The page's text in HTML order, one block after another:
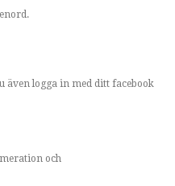
logga in med ditt facebook
och